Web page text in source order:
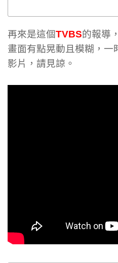
再來是這個TVBS的報導
畫面有點晃動且模糊，一
影片，請見諒。